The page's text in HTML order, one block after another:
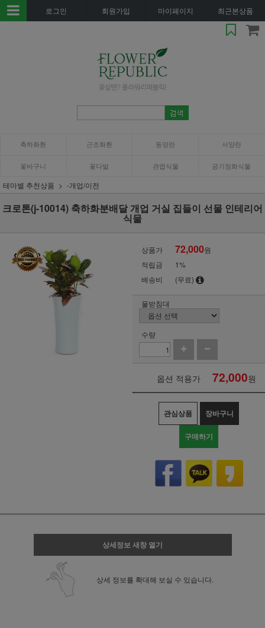
로그인 회원가입 마이페이지 최근본상품
축하화환 근조화환 동양란 서양란
꽃바구니 꽃다발 관엽식물 공기정화식물
테마별 추천상품 -개업/이전
크로톤(j-10014) 축하화분배달 개업 거실 집들이 선물 인테리어
식물
상품가 72,000원
적립금
1%
배송비
(무료)
물받침대
수량
옵션 적용가 72,000원
관심상품 장바구니
구매하기
상세정보 새창 열기
상세 정보를 확대해 보실 수 있습니다.